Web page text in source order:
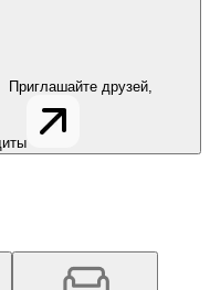
Приглашайте друзей,